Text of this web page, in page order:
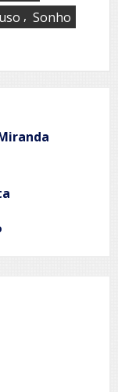
, Sonho